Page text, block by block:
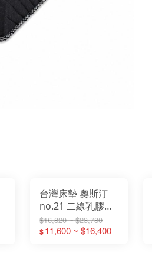
台灣床墊 奧斯汀
no.21 二線乳膠軟
獨立筒 床墊 獨立
筒 3.5尺單人加大
$16,820 ~ $23,780
$11,600 ~ $16,400